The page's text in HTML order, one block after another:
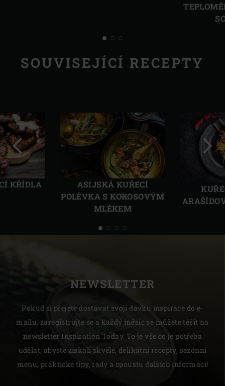
SOUVISEJÍCÍ RECEPTY
KŘÍDLA
ASIJSKÁ KUŘECÍ
POLÉVKA S KOKOSOVÝM
MLÉKEM
Předchozí Další
NEWSLETTER
Pokud si přejete dostávat svoji dávku inspirace do e-
mailu, zaregistrujte se a každý měsíc se můžete těšit na
newsletter Inspiration Today. To je vše co je potřeba
udělat, abyste získali skvělé, delikátní recepty, sezónní
menu, praktické tipy, rady a spoustu dalších informací!